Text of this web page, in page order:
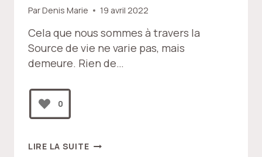
ParDenis Marie 19 avril 2022
Cela que nous sommes à travers la
Source de vie ne varie pas, mais
demeure. Rien de…
0
LIRE LA SUITECE